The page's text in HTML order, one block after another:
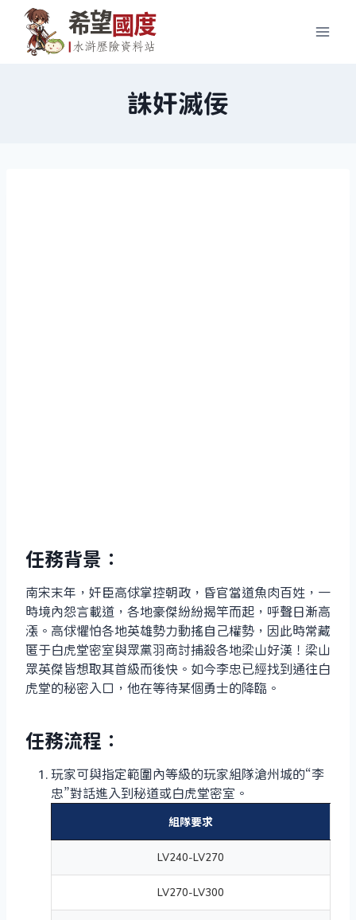
content
誅奸滅佞
任務背景：
南宋末年，奸臣高俅掌控朝政，昏官當道魚肉百姓，一
時境內怨言載道，各地豪傑紛紛揭竿而起，呼聲日漸高
漲。高俅懼怕各地英雄勢力動搖自己權勢，因此時常藏
匿于白虎堂密室與眾黨羽商討捕殺各地梁山好漢！梁山
眾英傑皆想取其首級而後快。如今李忠已經找到通往白
虎堂的秘密入口，他在等待某個勇士的降臨。
任務流程：
玩家可與指定範圍內等級的玩家組隊滄州城的“李
忠”對話進入到秘道或白虎堂密室。
組隊要求
LV240-LV270
LV270-LV300